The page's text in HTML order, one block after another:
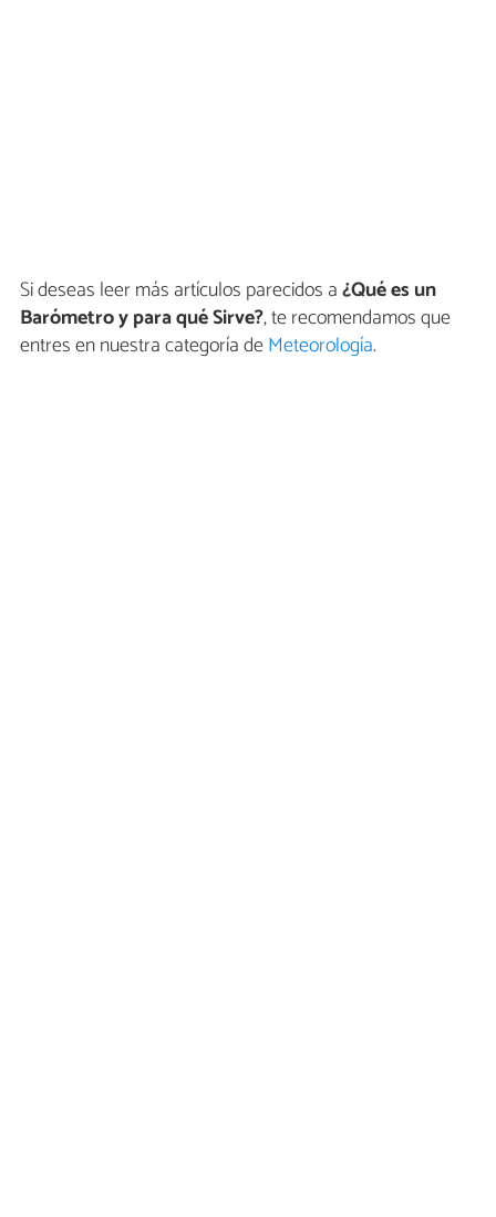
Si deseas leer más artículos parecidos a¿Qué es un
Barómetro y para qué Sirve?, te recomendamos que
entres en nuestra categoría deMeteorología.